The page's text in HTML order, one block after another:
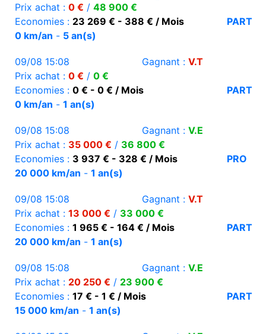
Prix achat : 0 € / 48 900 €
Economies : 23 269 € - 388 € / Mois
PART
0 km/an - 5 an(s)
09/08 15:08 Gagnant : V.T
Prix achat : 0 € / 0 €
Economies : 0 € - 0 € / Mois
PART
0 km/an - 1 an(s)
09/08 15:08 Gagnant : V.E
Prix achat : 35 000 € / 36 800 €
Economies : 3 937 € - 328 € / Mois
PRO
20 000 km/an - 1 an(s)
09/08 15:08 Gagnant : V.T
Prix achat : 13 000 € / 33 000 €
Economies : 1 965 € - 164 € / Mois
PART
20 000 km/an - 1 an(s)
09/08 15:08 Gagnant : V.E
Prix achat : 20 250 € / 23 900 €
Economies : 17 € - 1 € / Mois
PART
15 000 km/an - 1 an(s)